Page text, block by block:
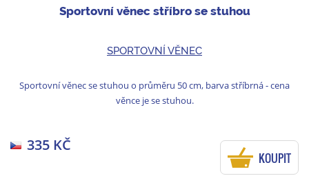
Sportovní věnec stříbro se stuhou
SPORTOVNÍ VĚNEC
Sportovní věnec se stuhou o průměru 50 cm, barva stříbrná - cena
věnce je se stuhou.
335 KČ
KOUPIT